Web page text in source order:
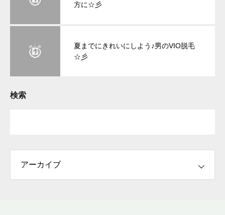
方に☆彡
夏までにきれいにしよう♪男のVIO脱毛
☆彡
検索